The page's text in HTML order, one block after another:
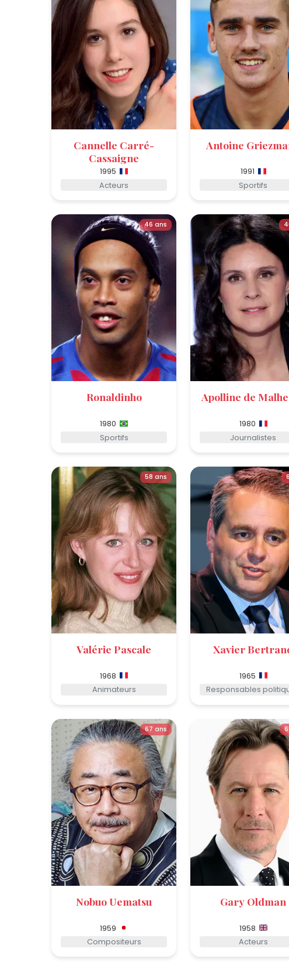
Cannelle Carré-
Cassaigne
1995
Acteurs
Antoine
1991
Sportifs
46 ans
Ronaldinho
1980
Sportifs
Apolline de
1980
Journalistes
58 ans
Valérie Pascale
1968
Animateurs
Xavier
1965
Responsables
67 ans
Nobuo Uematsu
1959
Compositeurs
Gary Oldman
1958
Acteurs